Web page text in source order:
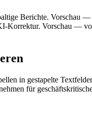
Berichte. Vorschau
Vorschau —
in gestapelte
für